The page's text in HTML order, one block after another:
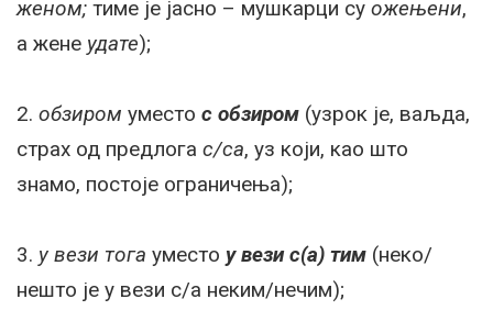
женом; тиме је јасно – мушкарци су ожењени,
а жене удате);
2. обзиром уместо с обзиром (узрок је, ваљда,
страх од предлога с/са, уз који, као што
знамо, постоје ограничења);
3. у вези тога уместо у вези с(а) тим (неко/
нешто је у вези с/а неким/нечим);